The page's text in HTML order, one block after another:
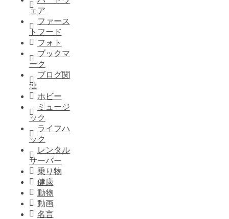
ェア
ファース
トフード
フォト
ブックマ
ーク
ブログ関
連
ホビー
ミュージ
ック
ライフハ
ック
レンタル
サーバー
乗り物
健康
動物
動画
名言